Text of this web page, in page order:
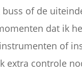
of de
dat ik
of
extra controle